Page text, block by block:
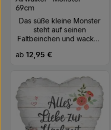
69cm
Das süße kleine Monster
steht auf seinen
Faltbeinchen und wackelt
die Gegend. Du kannst
spazieren gehen ;-)
Größe: ca. 69cm Farbe: Lila
Material: Folie Befüllung:
Helium
Regulärer Preis:
ab12,95 €